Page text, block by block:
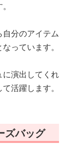
分のアイテム
っています。
演出してくれ
活躍します。
ズバッグ